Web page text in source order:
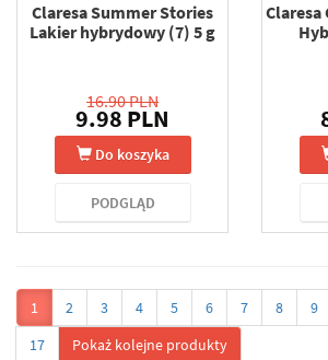
Claresa Summer Stories
Lakier hybrydowy (7) 5 g
16.90 PLN
9.98 PLN
Do koszyka
PODGLĄD
Claresa
1 2 3 4 5 6 7 8 9
17
Pokaż kolejne produkty